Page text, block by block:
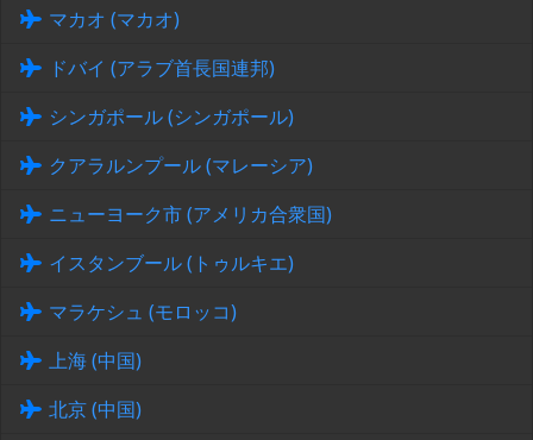
マカオ (マカオ)
ドバイ (アラブ首長国連邦)
シンガポール (シンガポール)
クアラルンプール (マレーシア)
ニューヨーク市 (アメリカ合衆国)
イスタンブール (トゥルキエ)
マラケシュ (モロッコ)
上海 (中国)
北京 (中国)